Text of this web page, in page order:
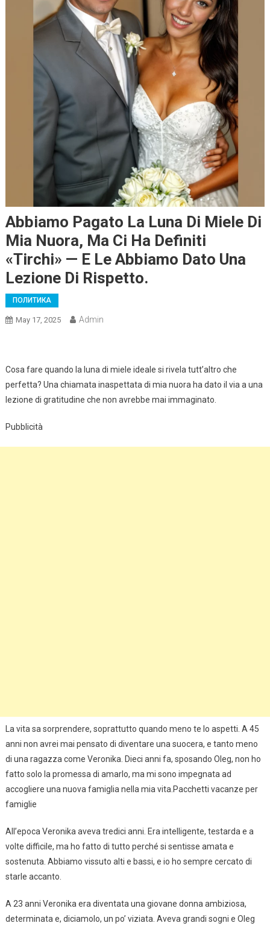
Abbiamo Pagato La Luna Di Miele Di
Mia Nuora, Ma Ci Ha Definiti
«tirchi» — E Le Abbiamo Dato Una
Lezione Di Rispetto.
ПОЛИТИКА
May 17, 2025 Admin
Cosa fare quando la luna di miele ideale si rivela tutt’altro che
perfetta? Una chiamata inaspettata di mia nuora ha dato il via a una
lezione di gratitudine che non avrebbe mai immaginato.
Pubblicità
La vita sa sorprendere, soprattutto quando meno te lo aspetti. A 45
anni non avrei mai pensato di diventare una suocera, e tanto meno
di una ragazza come Veronika. Dieci anni fa, sposando Oleg, non ho
fatto solo la promessa di amarlo, ma mi sono impegnata ad
accogliere una nuova famiglia nella mia vita.Pacchetti vacanze per
famiglie
All’epoca Veronika aveva tredici anni. Era intelligente, testarda e a
volte difficile, ma ho fatto di tutto perché si sentisse amata e
sostenuta. Abbiamo vissuto alti e bassi, e io ho sempre cercato di
starle accanto.
A 23 anni Veronika era diventata una giovane donna ambiziosa,
determinata e, diciamolo, un po’ viziata. Aveva grandi sogni e Oleg